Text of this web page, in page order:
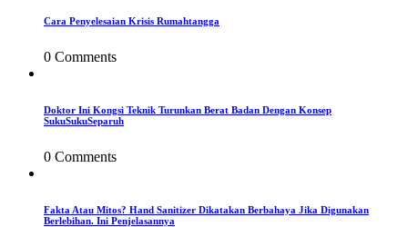
Cara Penyelesaian Krisis Rumahtangga
0 Comments
Doktor Ini Kongsi Teknik Turunkan Berat Badan Dengan Konsep
SukuSukuSeparuh
0 Comments
Fakta Atau Mitos? Hand Sanitizer Dikatakan Berbahaya Jika Digunakan
Berlebihan. Ini Penjelasannya